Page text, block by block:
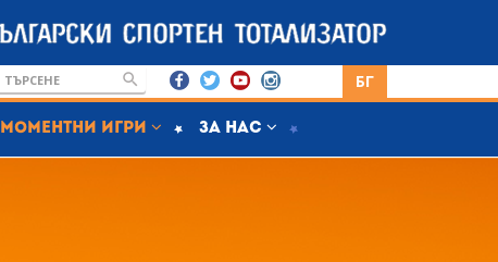
БГ
Моментни игри За нас